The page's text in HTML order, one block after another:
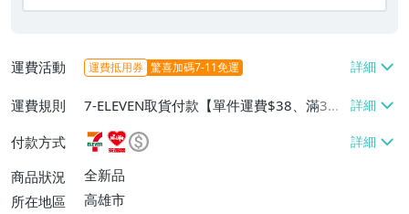
運費活動 運費抵用券 驚喜加碼7-11免運
運費規則
7-ELEVEN取貨付款【單件運費$38、滿3件
或消費滿$1000免運費】、萊爾富取貨付款
【單件運費$60、滿3件或消費滿$1000免
運費】、宅配/貨運【單件運費$180】
付款方式
商品狀況
全新品
所在地區
高雄市